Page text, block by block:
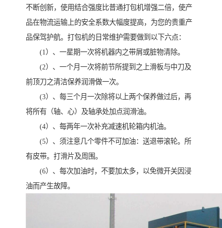
不断创新，使用结合强度比普通打包机增强二倍，使产
品在物流运输上的安全系数大幅度提高，为您的贵重产
品保驾护航。打包机的日常维护需要做到以下六点：
(1）、一星期一次将机器内之带屑或脏物清除。
(2）、一个月一次将前节所提到之上滑板与中刀及
前顶刀之清洁保养润滑做一次。
(3）、每三个月一次除将以上两个保养做过后，再
将所有（轴、心）及轴承处加点润滑油。
(4）、每两年一次补充减速机轮箱内机油。
(5）、须注意几个零件不可加油：送退带滚轮。所
有皮带。打滑片及周围。
(6）、每次加油时，不要加太多，以免微开关因浸
油而产生故障。